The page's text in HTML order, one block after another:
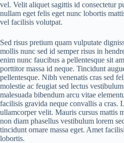
vel. Velit aliquet sagittis id consectetur
nullam eget felis eget nunc lobortis
vel facilisis volutpat.
Sed risus pretium quam vulputate
mollis nunc sed id semper risus in
enim nunc faucibus a pellentesque sit
porttitor massa id neque. Tincidunt
pellentesque. Nibh venenatis cras sed
molestie ac feugiat sed lectus
malesuada bibendum arcu vitae
facilisis gravida neque convallis a cras.
ullamcorper velit. Mauris cursus mattis
non diam phasellus vestibulum lorem
tincidunt ornare massa eget. Amet
lobortis.